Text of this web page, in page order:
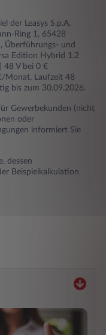
der Leasys S.p.A.
Ring 1, 65428
Überführungs- und
Edition Hybrid 1.2
48 V bei 0 €
Monat, Laufzeit 48
bis zum 30.09.2026.
Gewerbekunden (nicht
oder
informiert Sie
dessen
Beispielkalkulation